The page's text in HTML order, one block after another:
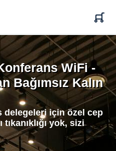
WiFi -
Bağımsız Kalın
delegeleri için özel cep
yok, sizi